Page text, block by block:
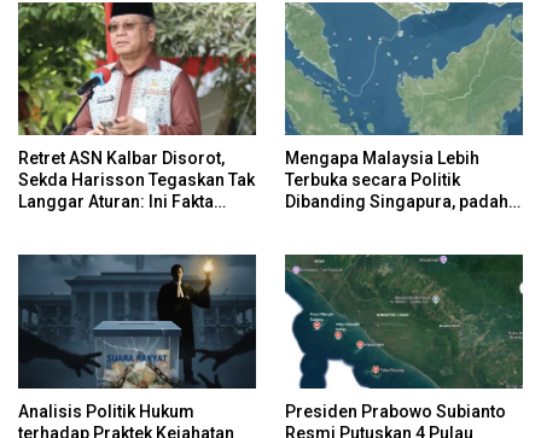
Retret ASN Kalbar Disorot,
Sekda Harisson Tegaskan Tak
Langgar Aturan: Ini Fakta
Mengapa Malaysia Lebih
Terbuka secara Politik
Dibanding Singapura, padahal
Analisis Politik Hukum
terhadap Praktek Kejahatan
Presiden Prabowo Subianto
Resmi Putuskan 4 Pulau